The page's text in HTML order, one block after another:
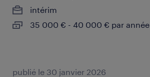
intérim
35 000 € - 40 000 € par année
publié le 30 janvier 2026